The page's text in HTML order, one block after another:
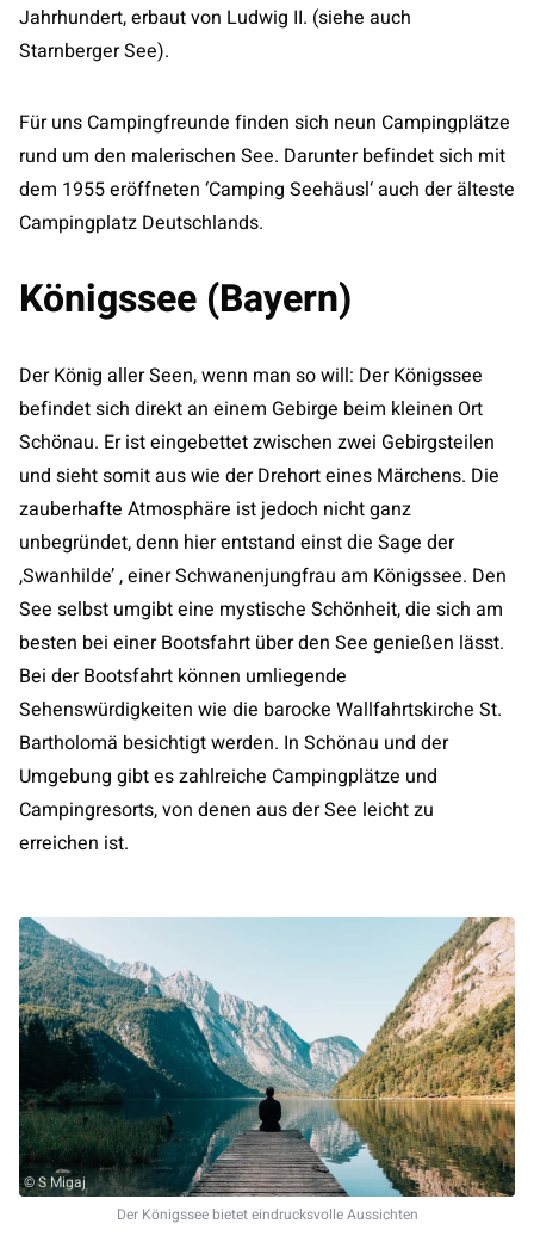
Jahrhundert, erbaut von Ludwig II. (siehe auch
Starnberger See).
Für uns Campingfreunde finden sich neun Campingplätze
rund um den malerischen See. Darunter befindet sich mit
dem 1955 eröffneten ‘Camping Seehäusl‘ auch der älteste
Campingplatz Deutschlands.
Königssee (Bayern)
Der König aller Seen, wenn man so will: Der Königssee
befindet sich direkt an einem Gebirge beim kleinen Ort
Schönau. Er ist eingebettet zwischen zwei Gebirgsteilen
und sieht somit aus wie der Drehort eines Märchens. Die
zauberhafte Atmosphäre ist jedoch nicht ganz
unbegründet, denn hier entstand einst die Sage der
,Swanhilde’ , einer Schwanenjungfrau am Königssee. Den
See selbst umgibt eine mystische Schönheit, die sich am
besten bei einer Bootsfahrt über den See genießen lässt.
Bei der Bootsfahrt können umliegende
Sehenswürdigkeiten wie die barocke Wallfahrtskirche St.
Bartholomä besichtigt werden. In Schönau und der
Umgebung gibt es zahlreiche Campingplätze und
Campingresorts, von denen aus der See leicht zu
erreichen ist.
© S Migaj
Der Königssee bietet eindrucksvolle Aussichten